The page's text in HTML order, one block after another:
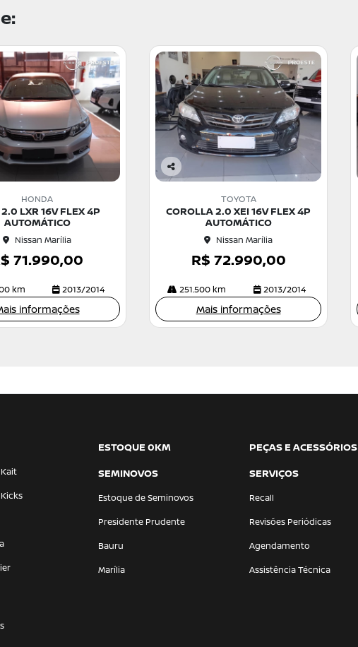
HONDA
2.0 LXR 16V FLEX 4P
AUTOMÁTICO
Nissan Marília
71.990,00
km 2013/2014
informações
Co
rtil
TOYOTA
COROLLA 2.0 XEI 16V FLEX 4P
AUTOMÁTICO
Nissan Marília
R$ 72.990,00
251.500 km 2013/2014
Mais informações
ESTOQUE 0KM
SEMINOVOS
Estoque de Seminovos
Presidente Prudente
Bauru
Marília
PEÇAS E ACESSÓRIOS
SERVIÇOS
Recall
Revisões Periódicas
Agendamento
Assistência Técnica